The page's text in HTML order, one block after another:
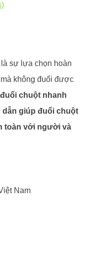
là sự lựa chọn hoàn
không đuổi được
chuột nhanh
giúp đuổi chuột
toàn với người và
Nam